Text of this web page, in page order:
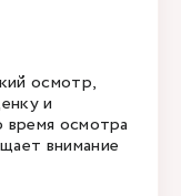
осмотр,
и
осмотра
внимание